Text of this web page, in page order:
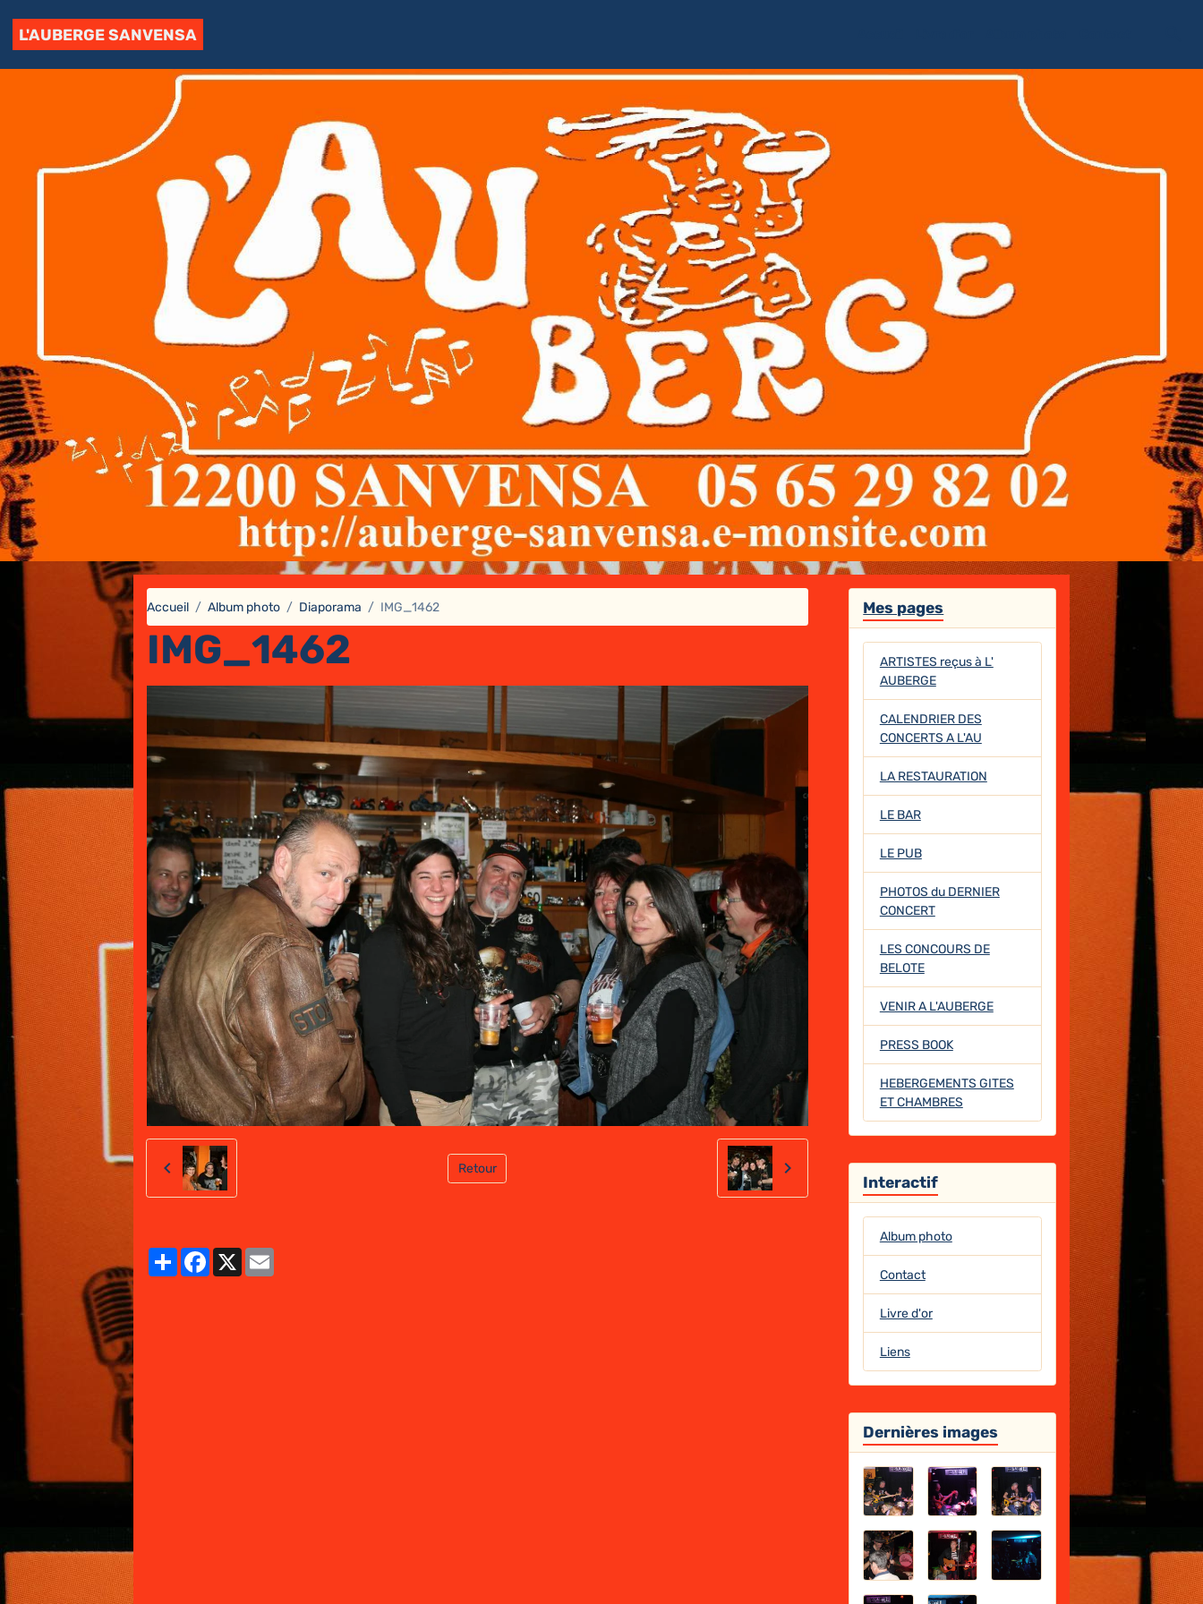
L'AUBERGE SANVENSA
Accueil Album photo Diaporama IMG_1462
IMG_1462
Retour
PartagerFacebook
X
Mes pages
ARTISTES reçus à L'
AUBERGE
CALENDRIER DES
CONCERTS A L'AU
LA RESTAURATION
LE BAR
LE PUB
PHOTOS du DERNIER
CONCERT
LES CONCOURS DE
BELOTE
VENIR A L'AUBERGE
PRESS BOOK
HEBERGEMENTS GITES
ET CHAMBRES
Interactif
Album photo
Contact
Livre d'or
Liens
Dernières images